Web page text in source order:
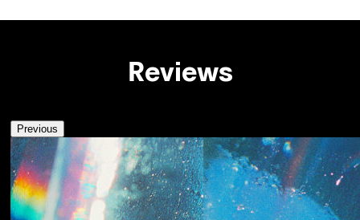
Reviews
Previous